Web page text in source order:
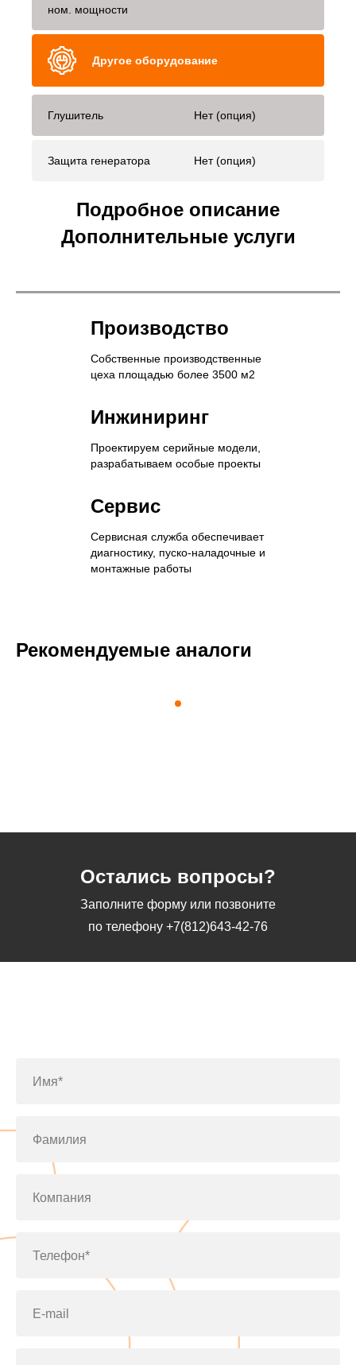
ном. мощности
Другое оборудование
Глушитель Нет (опция)
Защита генератора Нет (опция)
Подробное описание
Дополнительные услуги
Производство
Собственные производственные
цеха площадью более 3500 м2
Инжиниринг
Проектируем серийные модели,
разрабатываем особые проекты
Сервис
Сервисная служба обеспечивает
диагностику, пуско-наладочные и
монтажные работы
Рекомендуемые аналоги
Остались вопросы?
Заполните форму или позвоните
по телефону +7(812)643-42-76
Имя*
Фамилия
Компания
Телефон*
E-mail